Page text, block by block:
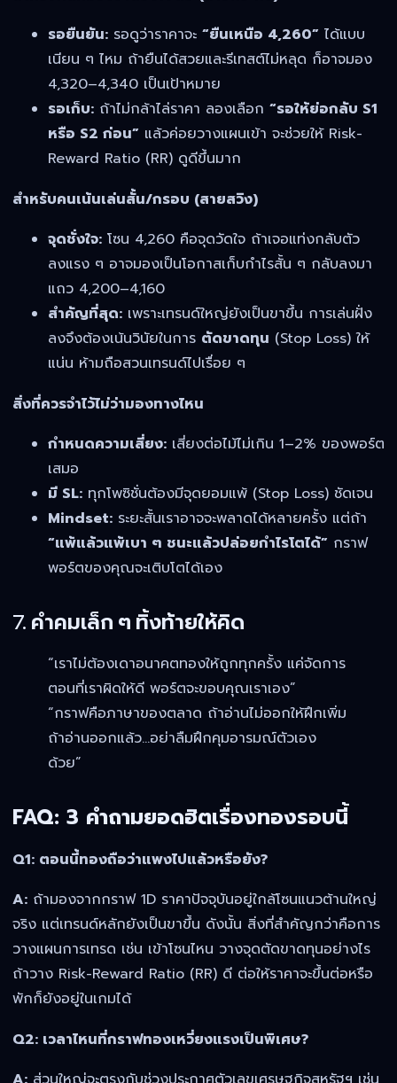
รอยืนยัน: รอดูว่าราคาจะ “ยืนเหนือ 4,260” ได้แบบ
เนียน ๆ ไหม ถ้ายืนได้สวยและรีเทสต์ไม่หลุด ก็อาจมอง
4,320–4,340 เป็นเป้าหมาย
รอเก็บ: ถ้าไม่กล้าไล่ราคา ลองเลือก “รอให้ย่อกลับ S1
หรือ S2 ก่อน” แล้วค่อยวางแผนเข้า จะช่วยให้ Risk-
Reward Ratio (RR) ดูดีขึ้นมาก
สำหรับคนเน้นเล่นสั้น/กรอบ (สายสวิง)
จุดชั่งใจ: โซน 4,260 คือจุดวัดใจ ถ้าเจอแท่งกลับตัว
ลงแรง ๆ อาจมองเป็นโอกาสเก็บกำไรสั้น ๆ กลับลงมา
แถว 4,200–4,160
สำคัญที่สุด: เพราะเทรนด์ใหญ่ยังเป็นขาขึ้น การเล่นฝั่ง
ลงจึงต้องเน้นวินัยในการ ตัดขาดทุน (Stop Loss) ให้
แน่น ห้ามถือสวนเทรนด์ไปเรื่อย ๆ
สิ่งที่ควรจำไว้ไม่ว่ามองทางไหน
กำหนดความเสี่ยง: เสี่ยงต่อไม้ไม่เกิน 1–2% ของพอร์ต
เสมอ
มี SL: ทุกโพซิชั่นต้องมีจุดยอมแพ้ (Stop Loss) ชัดเจน
Mindset: ระยะสั้นเราอาจจะพลาดได้หลายครั้ง แต่ถ้า
“แพ้แล้วแพ้เบา ๆ ชนะแล้วปล่อยกำไรโตได้” กราฟ
พอร์ตของคุณจะเติบโตได้เอง
7. คำคมเล็ก ๆ ทิ้งท้ายให้คิด
“เราไม่ต้องเดาอนาคตทองให้ถูกทุกครั้ง แค่จัดการ
ตอนที่เราผิดให้ดี พอร์ตจะขอบคุณเราเอง”
“กราฟคือภาษาของตลาด ถ้าอ่านไม่ออกให้ฝึกเพิ่ม
ถ้าอ่านออกแล้ว…อย่าลืมฝึกคุมอารมณ์ตัวเอง
ด้วย”
FAQ: 3 คำถามยอดฮิตเรื่องทองรอบนี้
Q1: ตอนนี้ทองถือว่าแพงไปแล้วหรือยัง?
A: ถ้ามองจากกราฟ 1D ราคาปัจจุบันอยู่ใกล้โซนแนวต้านใหญ่
จริง แต่เทรนด์หลักยังเป็นขาขึ้น ดังนั้น สิ่งที่สำคัญกว่าคือการ
วางแผนการเทรด เช่น เข้าโซนไหน วางจุดตัดขาดทุนอย่างไร
ถ้าวาง Risk-Reward Ratio (RR) ดี ต่อให้ราคาจะขึ้นต่อหรือ
พักก็ยังอยู่ในเกมได้
Q2: เวลาไหนที่กราฟทองเหวี่ยงแรงเป็นพิเศษ?